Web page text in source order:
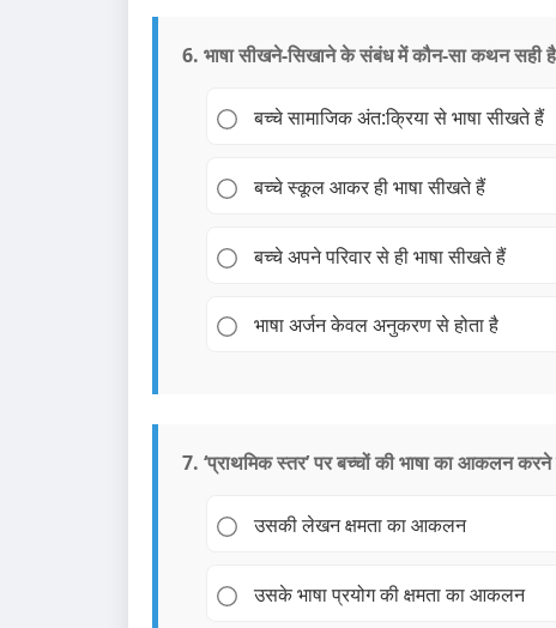
6. भाषा सीखने-सिखाने के संबंध में कौन-सा कथन सही
बच्चे सामाजिक अंत:क्रिया से भाषा सीखते हैं
बच्चे स्कूल आकर ही भाषा सीखते हैं
बच्चे अपने परिवार से ही भाषा सीखते हैं
भाषा अर्जन केवल अनुकरण से होता है
7. ‘प्राथमिक स्तर’ पर बच्चों की भाषा का आकलन करने
उसकी लेखन क्षमता का आकलन
उसके भाषा प्रयोग की क्षमता का आकलन